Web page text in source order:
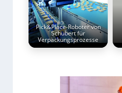
Pick&Place-Roboter von
Schubert für
Verpackungsprozesse